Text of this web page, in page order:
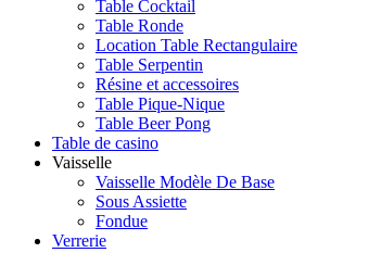
Table Cocktail
Table Ronde
Location Table Rectangulaire
Table Serpentin
Résine et accessoires
Table Pique-Nique
Table Beer Pong
Table de casino
Vaisselle
Vaisselle Modèle De Base
Sous Assiette
Fondue
Verrerie